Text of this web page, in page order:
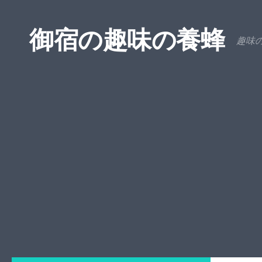
御宿の趣味の養蜂 趣味